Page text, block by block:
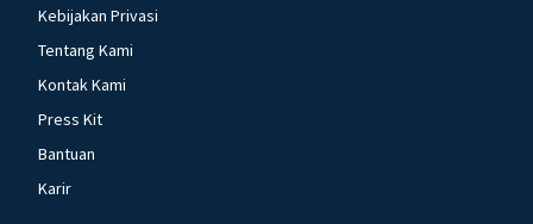
Kebijakan Privasi
Tentang Kami
Kontak Kami
Press Kit
Bantuan
Karir